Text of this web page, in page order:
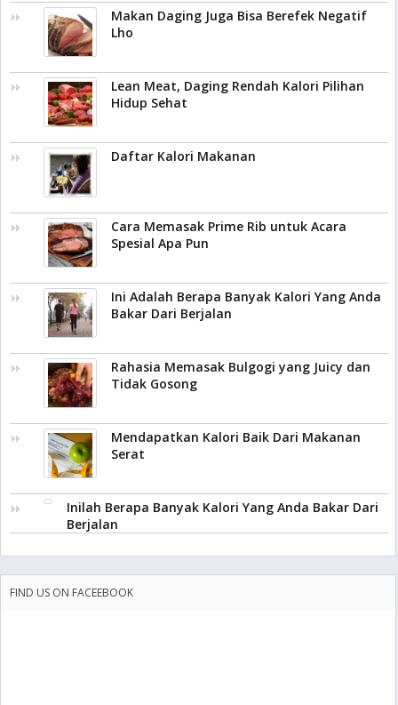
Makan Daging Juga Bisa Berefek Negatif
Lho
Lean Meat, Daging Rendah Kalori Pilihan
Hidup Sehat
Daftar Kalori Makanan
Cara Memasak Prime Rib untuk Acara
Spesial Apa Pun
Ini Adalah Berapa Banyak Kalori Yang Anda
Bakar Dari Berjalan
Rahasia Memasak Bulgogi yang Juicy dan
Tidak Gosong
Mendapatkan Kalori Baik Dari Makanan
Serat
Inilah Berapa Banyak Kalori Yang Anda Bakar Dari
Berjalan
FIND US ON FACEEBOOK